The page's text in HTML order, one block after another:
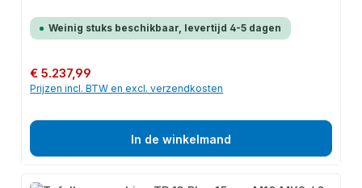
Weinig stuks beschikbaar, levertijd 4-5 dagen
Normale prijs:
€ 5.237,99
Prijzen incl. BTW en excl. verzendkosten
In de winkelmand